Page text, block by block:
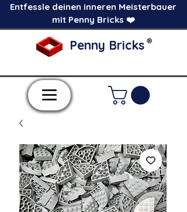
Entfessle deinen inneren Meisterbauer
mit Penny Bricks ❤️
Penny Bricks ®